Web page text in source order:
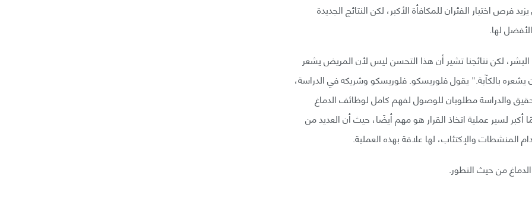
فرص اختيار الفئران للمكافأة الأكبر، لكن النتائج الجديدة
لها.
لكن نتائجنا تشير أن هذا التحسن ليس لأن المريض يشعر
بالكآبة." يقول فلوريسكو. فلوريسكو وشريكه في الدراسة،
والدراسة مطلوبان للوصول لفهم كامل لوظائف الدماغ
أكبر لسير عملية اتخاذ القرار هو مهم أيضًا، حيث أن العديد من
والإكتئاب، لها علاقة بهذه العملية.
من حيث التطور.